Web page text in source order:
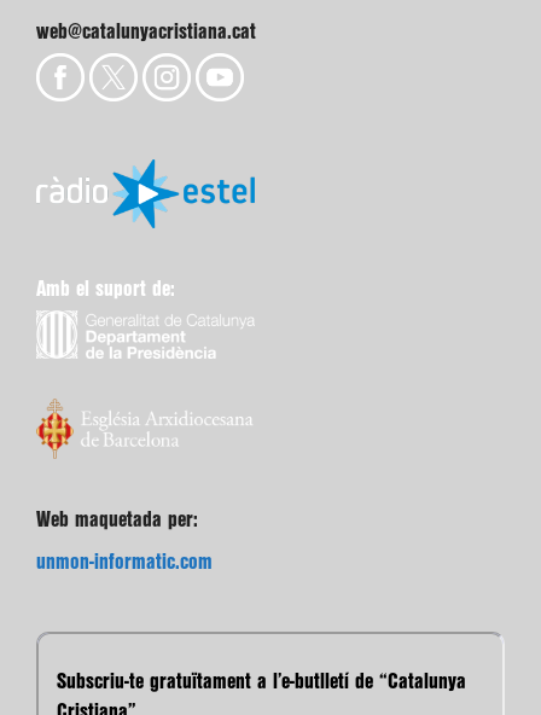
web@catalunyacristiana.cat
Amb el suport de:
Web maquetada per:
unmon-informatic.com
Subscriu-te gratuïtament a l’e-butlletí de “Catalunya